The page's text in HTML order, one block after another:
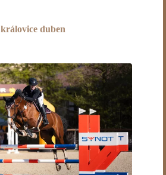
královice duben